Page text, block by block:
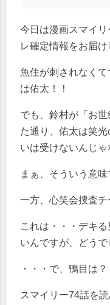
今日は漫画スマイ
レ確定情報をお届け
魚住が刺されなく
は佑太！！
でも、鈴村が「お
た通り、佑太は笑
いは受けないんじゃ
まぁ、そういう意味
一方、心笑会捜査チ
これは・・・デキ
いんですが、どうで
・・・で、鴨目は
スマイリー74話を